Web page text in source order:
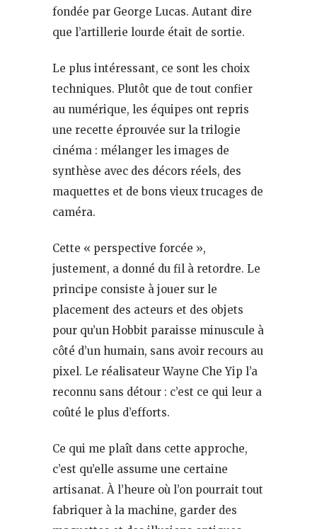
fondée par George Lucas. Autant dire
que l’artillerie lourde était de sortie.
Le plus intéressant, ce sont les choix
techniques. Plutôt que de tout confier
au numérique, les équipes ont repris
une recette éprouvée sur la trilogie
cinéma : mélanger les images de
synthèse avec des décors réels, des
maquettes et de bons vieux trucages de
caméra.
Cette « perspective forcée »,
justement, a donné du fil à retordre. Le
principe consiste à jouer sur le
placement des acteurs et des objets
pour qu’un Hobbit paraisse minuscule à
côté d’un humain, sans avoir recours au
pixel. Le réalisateur Wayne Che Yip l’a
reconnu sans détour : c’est ce qui leur a
coûté le plus d’efforts.
Ce qui me plaît dans cette approche,
c’est qu’elle assume une certaine
artisanat. À l’heure où l’on pourrait tout
fabriquer à la machine, garder des